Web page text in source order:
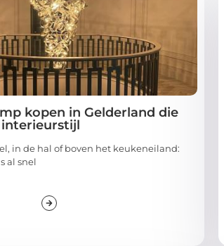
kopen in Gelderland die
in de hal of boven het keukeneiland:
al snel